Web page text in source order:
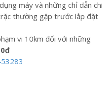
máy và những chỉ dẫn chi
thường gặp trước lắp đặt
vi 10km đối với những